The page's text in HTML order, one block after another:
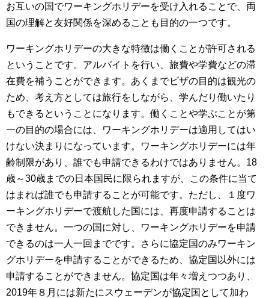
お互いの国でワーキングホリデーを受け入れることで、両
国の理解と友好関係を深めることも目的の一つです。
ワーキングホリデーの大きな特徴は働くことが許可される
ということです。アルバイトを行い、旅費や学費などの滞
在費を補うことができます。あくまでビザの目的は観光の
ため、考え方としては旅行をしながら、学んだり働いたり
もできるということになります。働くことや学ぶことが第
一の目的の場合には、ワーキングホリデーは適用してはい
けない決まりになっています。ワーキングホリデーには年
齢制限があり、誰でも申請できるわけではありません。18
歳～30歳までの日本国民に限られますが、この条件に当て
はまれば誰でも申請することが可能です。ただし、１度ワ
ーキングホリデーで渡航した国には、再度申請することは
できません。一つの国に対し、ワーキングホリデーを申請
できるのは一人一回までです。さらに協定国のみワーキン
グホリデーを申請することができるため、協定国以外には
申請することができません。協定国は年々増えつつあり、
2019年８月には新たにスウェーデンが協定国として加わ